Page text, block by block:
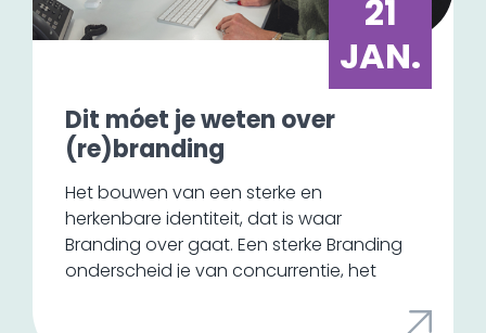
21
JAN.
Dit móet je weten over
(re)branding
Het bouwen van een sterke en
herkenbare identiteit, dat is waar
Branding over gaat. Een sterke Branding
onderscheid je van concurrentie, het